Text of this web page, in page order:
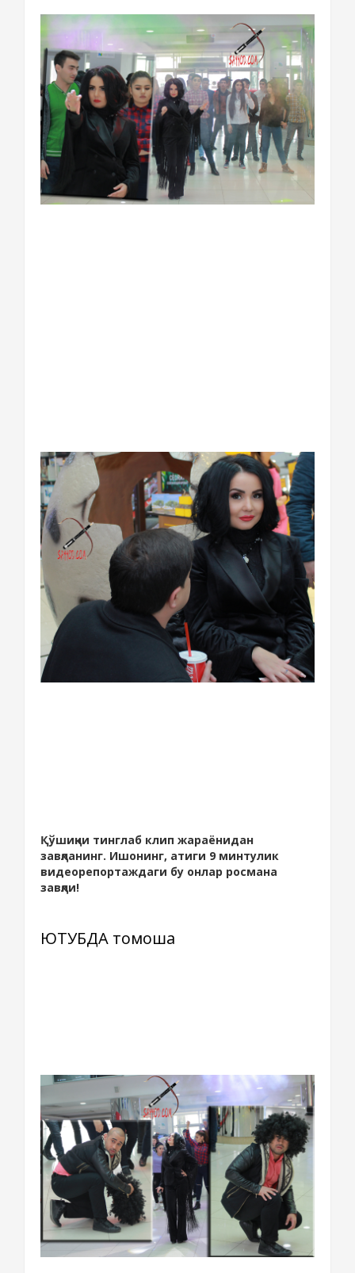
Қўшиқни тинглаб клип жараёнидан
завқланинг. Ишонинг, атиги 9 минтулик
видеорепортаждаги бу онлар росмана
завқли!
ЮТУБДА томоша